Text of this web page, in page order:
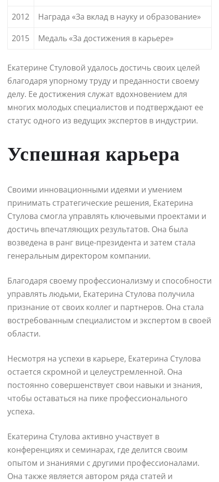
2012
Награда «За вклад в науку и образование»
2015
Медаль «За достижения в карьере»
Екатерине Стуловой удалось достичь своих целей
благодаря упорному труду и преданности своему
делу. Ее достижения служат вдохновением для
многих молодых специалистов и подтверждают ее
статус одного из ведущих экспертов в индустрии.
Успешная карьера
Своими инновационными идеями и умением
принимать стратегические решения, Екатерина
Стулова смогла управлять ключевыми проектами и
достичь впечатляющих результатов. Она была
возведена в ранг вице-президента и затем стала
генеральным директором компании.
Благодаря своему профессионализму и способности
управлять людьми, Екатерина Стулова получила
признание от своих коллег и партнеров. Она стала
востребованным специалистом и экспертом в своей
области.
Несмотря на успехи в карьере, Екатерина Стулова
остается скромной и целеустремленной. Она
постоянно совершенствует свои навыки и знания,
чтобы оставаться на пике профессионального
успеха.
Екатерина Стулова активно участвует в
конференциях и семинарах, где делится своим
опытом и знаниями с другими профессионалами.
Она также является автором ряда статей и